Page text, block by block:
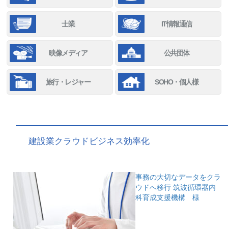
士業 IT情報通信
映像メディア 公共団体
旅行・レジャー SOHO・個人様
建設業クラウドビジネス効率化
事務の大切なデータをクラ
ウドへ移行筑波循環器内
科育成支援機構 様